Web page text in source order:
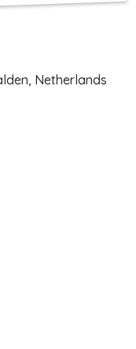
Netherlands